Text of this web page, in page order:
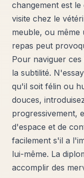
changement est
visite chez le
meuble, ou même
repas peut
Pour naviguer
la subtilité.
qu'il soit félin ou
douces,
progressivement,
d'espace et de
facilement s'il a
lui-même. La
accomplir des